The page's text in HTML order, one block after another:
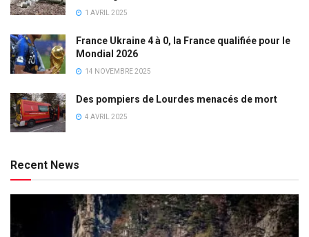
1 AVRIL 2025
France Ukraine 4 à 0, la France qualifiée pour le
Mondial 2026
14 NOVEMBRE 2025
Des pompiers de Lourdes menacés de mort
4 AVRIL 2025
Recent News